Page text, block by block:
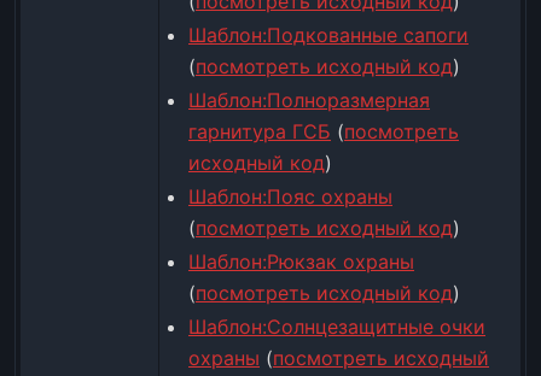
Шаблон:Подкованные сапоги
(посмотреть исходный код)
Шаблон:Полноразмерная
гарнитура ГСБ (посмотреть
исходный код)
Шаблон:Пояс охраны
(посмотреть исходный код)
Шаблон:Рюкзак охраны
(посмотреть исходный код)
Шаблон:Солнцезащитные очки
охраны (посмотреть исходный